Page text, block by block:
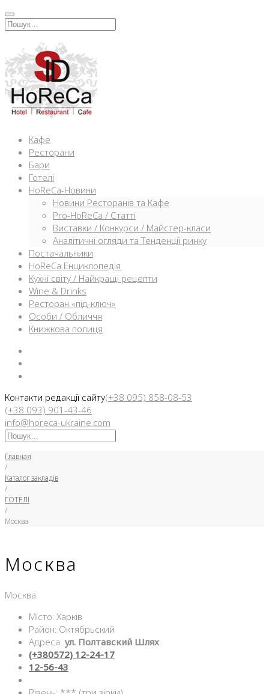
Перейти
кИскать:
Кафе
Ресторани
Бари
Готелі
HoReCa-Новини
Новини Ресторанів та Кафе
Pro-HoReCa / Статті
Виставки / Конкурси / Майстер-класи
Аналітичні огляди та Тенденції ринку
Постачальники
HoReCa Енциклопедія
Кухні світу / Найкращі рецепти
Wine & Drinks
Ресторан «під-ключ»
Особи / Обличчя
Книжкова полиця
Контакти редакції сайту(+38 095) 858-08-53
(+38 093) 901-43-46
info@horeca-ukraine.com
Искать:
Главная
/
Каталог закладів
/
ГОТЕЛІ
/
Москва
Москва
Москва
Місто: Харків
Район: Октябрьский
Адреса: ул. Полтавский Шлях
(+380572) 12-24-17
12-56-43